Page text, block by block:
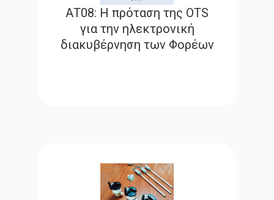
ΑΤ08: Η πρόταση της OTS
για την ηλεκτρονική
διακυβέρνηση των Φορέων